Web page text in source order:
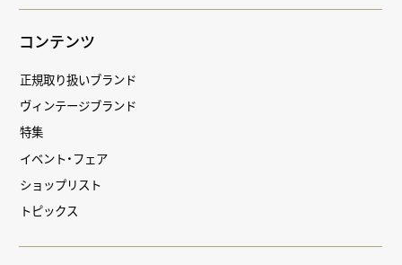
コンテンツ
正規取り扱いブランド
ヴィンテージブランド
特集
イベント・フェア
ショップリスト
トピックス